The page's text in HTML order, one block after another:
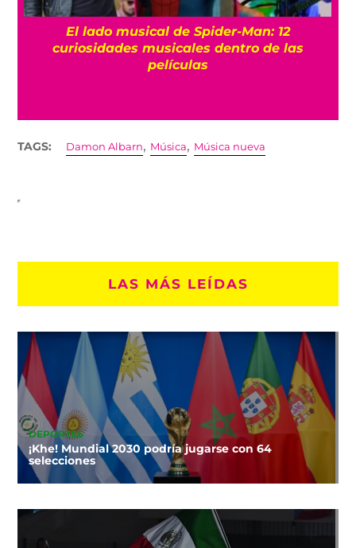
El lado musical de Spider-Man: 12
curiosidades musicales dentro de las
películas
TAGS: Damon Albarn, Música, Música nueva
LAS MÁS LEÍDAS
DEPORTES
¡Khe! Mundial 2030 podría jugarse con 64
selecciones